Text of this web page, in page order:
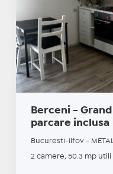
Berceni -
parcare inclusa
Bucuresti-Ilfov -
2 camere, 50.3 mp utili